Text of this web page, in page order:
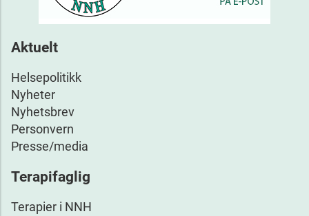
Aktuelt
Helsepolitikk
Nyheter
Nyhetsbrev
Personvern
Presse/media
Terapifaglig
Terapier i NNH